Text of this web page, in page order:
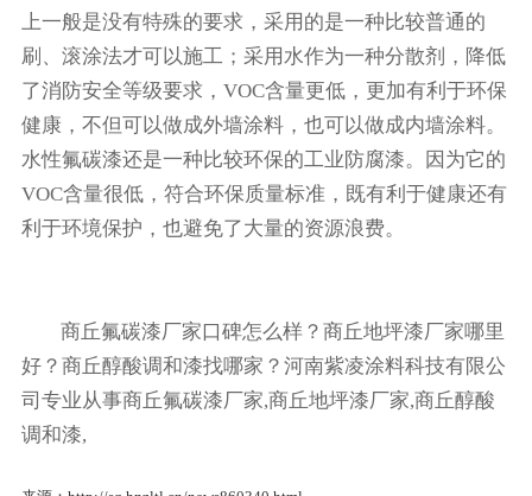
上一般是没有特殊的要求，采用的是一种比较普通的
刷、滚涂法才可以施工；采用水作为一种分散剂，降低
了消防安全等级要求，VOC含量更低，更加有利于环保
健康，不但可以做成外墙涂料，也可以做成内墙涂料。
水性氟碳漆还是一种比较环保的工业防腐漆。因为它的
VOC含量很低，符合环保质量标准，既有利于健康还有
利于环境保护，也避免了大量的资源浪费。
商丘氟碳漆厂家口碑怎么样？商丘地坪漆厂家哪里
好？商丘醇酸调和漆找哪家？河南紫凌涂料科技有限公
司专业从事商丘氟碳漆厂家,商丘地坪漆厂家,商丘醇酸
调和漆,